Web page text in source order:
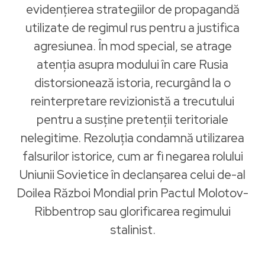
evidențierea strategiilor de propagandă
utilizate de regimul rus pentru a justifica
agresiunea. În mod special, se atrage
atenția asupra modului în care Rusia
distorsionează istoria, recurgând la o
reinterpretare revizionistă a trecutului
pentru a susține pretenții teritoriale
nelegitime. Rezoluția condamnă utilizarea
falsurilor istorice, cum ar fi negarea rolului
Uniunii Sovietice în declanșarea celui de-al
Doilea Război Mondial prin Pactul Molotov-
Ribbentrop sau glorificarea regimului
stalinist.